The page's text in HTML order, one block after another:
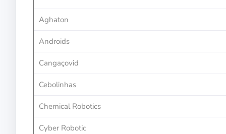
Aghaton
Androids
Cangaçovid
Cebolinhas
Chemical Robotics
Cyber Robotic